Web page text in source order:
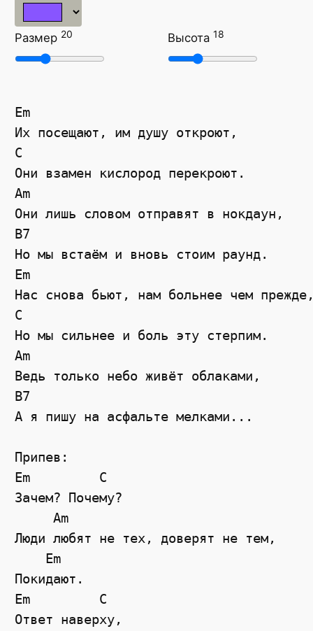
Размер 20 Высота 18
Em
Их посещают, им душу откроют,
C
Они взамен кислород перекроют.
Am
Они лишь словом отправят в нокдаун,
B7
Но мы встаём и вновь стоим раунд.
Em
Нас снова бьют, нам больнее чем
C
Но мы сильнее и боль эту стерпим.
Am
Ведь только небо живёт облаками,
B7
А я пишу на асфальте мелками...
Припев:
Em
C
Зачем? Почему?
Am
Люди любят не тех, доверят не тем,
Em
Покидают.
Em
C
Ответ наверху,